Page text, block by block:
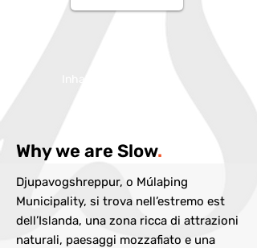
Why we are Slow.
Djupavogshreppur, o Múlaþing
Municipality, si trova nell’estremo est
dell’Islanda, una zona ricca di attrazioni
naturali, paesaggi mozzafiato e una